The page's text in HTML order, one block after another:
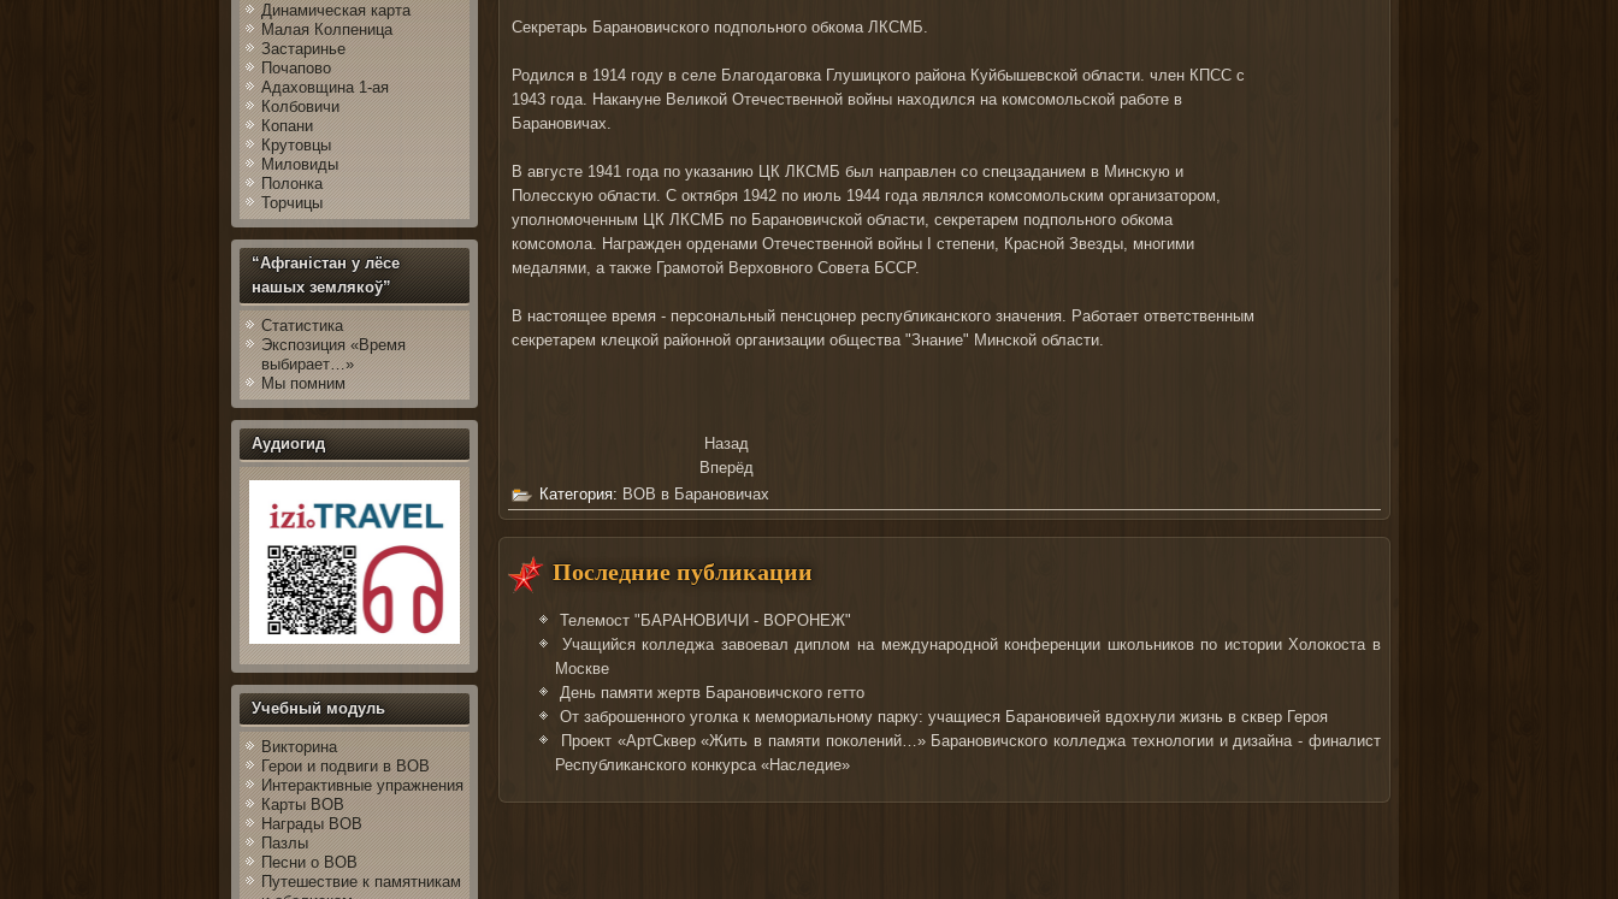
Динамическая карта
Малая Колпеница
Застаринье
Почапово
Адаховщина 1-ая
Колбовичи
Копани
Крутовцы
Миловиды
Полонка
Торчицы
“Афганістан у лёсе
нашых землякоў”
Статистика
Экспозиция «Время
выбирает…»
Мы помним
Аудиогид
Учебный модуль
Викторина
Герои и подвиги в ВОВ
Интерактивные упражнения
Карты ВОВ
Награды ВОВ
Пазлы
Песни о ВОВ
Путешествие к памятникам
Секретарь Барановичского подпольного обкома ЛКСМБ.
Родился в 1914 году в селе Благодаговка Глушицкого района Куйбышевской области. члeн КПСС с
1943 года. Накануне Великой Отечественной войны находился на комсомольской работе в
Барановичах.
В августе 1941 года по указанию ЦК ЛКСМБ был направлен со спецзаданием в Минскую и
Полесскую области. С октября 1942 по июль 1944 года являлся комсомольским организатором,
уполномоченным ЦК ЛКСМБ по Барановичской области, секретарем подпольного обкома
комсомола. Награжден орденами Отечественной войны I степени, Красной Звезды, многими
медалями, а также Грамотой Верховного Совета БССР.
В настоящее время - персональный пенсцонер республиканского значения. Работает ответственным
секретарем клецкой районной организации общества "Знание" Минской области.
Назад
Вперёд
Категория: ВОВ в Барановичах
Последние публикации
Телемост "БАРАНОВИЧИ - ВОРОНЕЖ"
Учащийся колледжа завоевал диплом на международной конференции школьников по истории Холокоста в
Москве
День памяти жертв Барановичского гетто
От заброшенного уголка к мемориальному парку: учащиеся Барановичей вдохнули жизнь в сквер Героя
Проект «АртСквер «Жить в памяти поколений…» Барановичского колледжа технологии и дизайна - финалист
Республиканского конкурса «Наследие»